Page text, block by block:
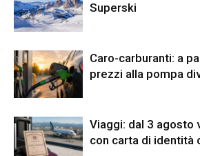
Superski
Caro-carburanti: a
prezzi alla pompa
Viaggi: dal 3 agosto
con carta di identità